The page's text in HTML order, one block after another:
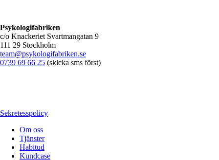
Psykologifabriken
c/o Knackeriet Svartmangatan 9
111 29 Stockholm
team@psykologifabriken.se
0739 69 66 25 (skicka sms först)
Sekretesspolicy
Om oss
Tjänster
Habitud
Kundcase